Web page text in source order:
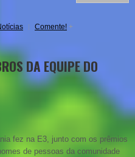
Comente! +
DA EQUIPE DO
fez na E3, junto com os prêmios
de pessoas da comunidade